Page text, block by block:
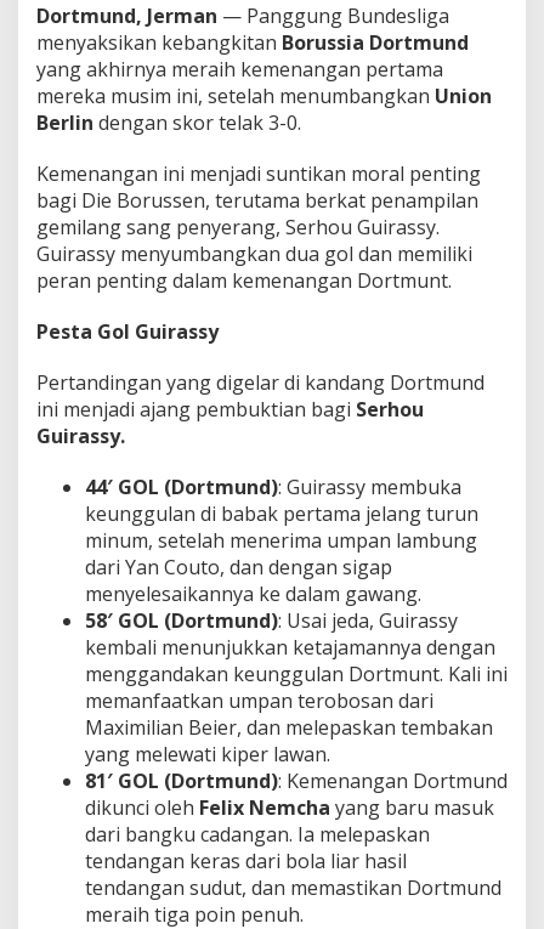
e
t
a
k
B
r
c
e
!
Dortmund, Jerman — Panggung Bundesliga
menyaksikan kebangkitan Borussia Dortmund
yang akhirnya meraih kemenangan pertama
mereka musim ini, setelah menumbangkan Union
Berlin dengan skor telak 3-0.
Kemenangan ini menjadi suntikan moral penting
bagi Die Borussen, terutama berkat penampilan
gemilang sang penyerang, Serhou Guirassy.
Guirassy menyumbangkan dua gol dan memiliki
peran penting dalam kemenangan Dortmunt.
Pesta Gol Guirassy
Pertandingan yang digelar di kandang Dortmund
ini menjadi ajang pembuktian bagi Serhou
Guirassy.
44′ GOL (Dortmund): Guirassy membuka
keunggulan di babak pertama jelang turun
minum, setelah menerima umpan lambung
dari Yan Couto, dan dengan sigap
menyelesaikannya ke dalam gawang.
58′ GOL (Dortmund): Usai jeda, Guirassy
kembali menunjukkan ketajamannya dengan
menggandakan keunggulan Dortmunt. Kali ini
memanfaatkan umpan terobosan dari
Maximilian Beier, dan melepaskan tembakan
yang melewati kiper lawan.
81′ GOL (Dortmund): Kemenangan Dortmund
dikunci oleh Felix Nemcha yang baru masuk
dari bangku cadangan. Ia melepaskan
tendangan keras dari bola liar hasil
tendangan sudut, dan memastikan Dortmund
meraih tiga poin penuh.